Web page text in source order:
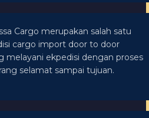
Cargo merupakan salah satu
cargo import door to door
melayani ekpedisi dengan proses
selamat sampai tujuan.